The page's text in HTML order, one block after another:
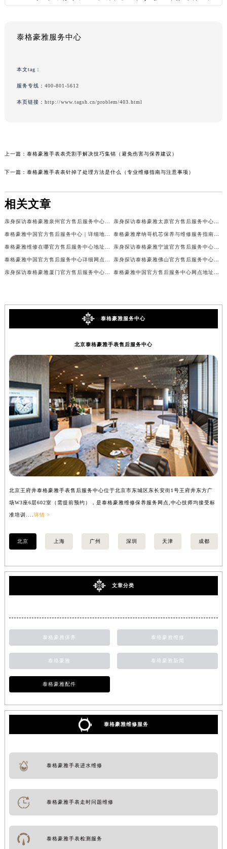
泰格豪雅服务中心
本文tag：
服务专线： 400-801-5612
本页链接： http://www.tagsh.cn/problem/403.html
上一篇： 泰格豪雅手表表壳割手解决技巧集锦（避免伤害与保养建议）
下一篇： 泰格豪雅手表表针掉了处理方法是什么（专业维修指南与注意事项）
相关文章
亲身探访泰格豪雅泉州官方售后服务中心｜网点地址及热线（2026年7月最新） 亲身探访泰格豪雅太原官方售后服务中心｜全部地址与客服热线（2026年7月最新）
泰格豪雅中国官方售后服务中心｜详细地址与售后服务电话权威信息通知（2026年7月最新） 泰格豪雅摩纳哥机芯保养与维修服务指南权威公示（2026年7月最新）
泰格豪雅维修在哪官方售后服务中心地址查询权威公示（2026年7月最新） 亲身探访泰格豪雅宁波官方售后服务中心｜全新服务热线及门店地址（2026年7月最新）
泰格豪雅中国官方售后服务中心详细网点地址及客服热线实地考察报告+多信源验证（2026年7月最新） 亲身探访泰格豪雅佛山官方售后服务中心｜网点地址与售后热线（2026年7月最新）
亲身探访泰格豪雅厦门官方售后服务中心｜全新服务热线及门店地址（2026年7月最新） 泰格豪雅中国官方售后服务中心网点地址及热线实地考察报告+多信源验证（2026年7月最新）
泰格豪雅服务中心
北京泰格豪雅手表售后服务中心
北京王府井泰格豪雅手表售后服务中心位于北京市东城区东长安街1号王府井东方广
场W3座6层602室（需提前预约），是泰格豪雅维修保养服务网点,中心技师均接受标
准培训.... 详情 >
北京 上海 广州 深圳 天津 成都
文章分类
泰格豪雅保养 泰格豪雅维修
泰格豪雅 泰格豪雅新闻
泰格豪雅配件
泰格豪雅维修服务
泰格豪雅手表进水维修
泰格豪雅手表走时问题维修
泰格豪雅手表检测服务